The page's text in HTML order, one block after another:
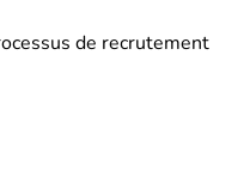
de recrutement